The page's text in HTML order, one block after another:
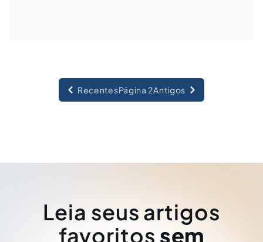
RecentesPágina 2Antigos
Leia seus artigos
favoritos sem